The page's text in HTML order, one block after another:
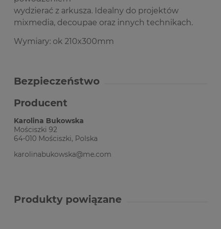
wydzierać z arkusza. Idealny do projektów
mixmedia, decoupae oraz innych technikach.
Wymiary: ok 210x300mm
Bezpieczeństwo
Producent
Karolina Bukowska
Mościszki 92
64-010 Mościszki, Polska
karolinabukowska@me.com
Produkty powiązane